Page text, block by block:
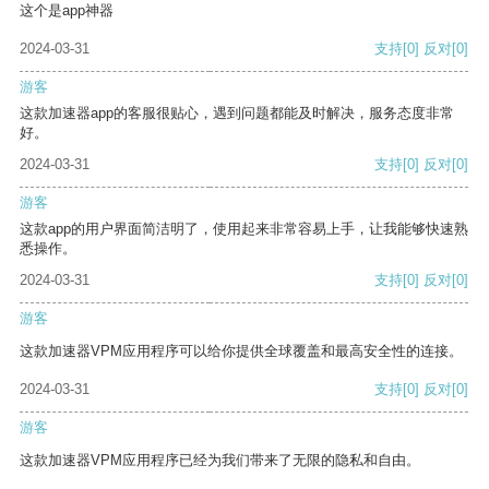
这个是app神器
2024-03-31 支持[0] 反对[0]
游客
这款加速器app的客服很贴心，遇到问题都能及时解决，服务态度非常
好。
2024-03-31
支持[0] 反对[0]
游客
这款app的用户界面简洁明了，使用起来非常容易上手，让我能够快速熟
悉操作。
2024-03-31
支持[0] 反对[0]
游客
这款加速器VPM应用程序可以给你提供全球覆盖和最高安全性的连接。
2024-03-31 支持[0] 反对[0]
游客
这款加速器VPM应用程序已经为我们带来了无限的隐私和自由。